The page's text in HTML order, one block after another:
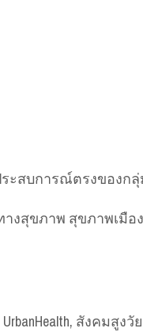
บการณ์ตรงของกลุ่
สุขภาพ สุขภาพเมื
สังคมสู